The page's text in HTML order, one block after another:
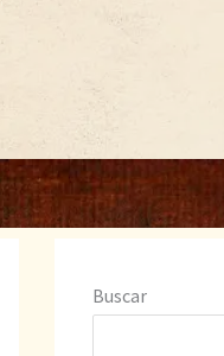
Buscar